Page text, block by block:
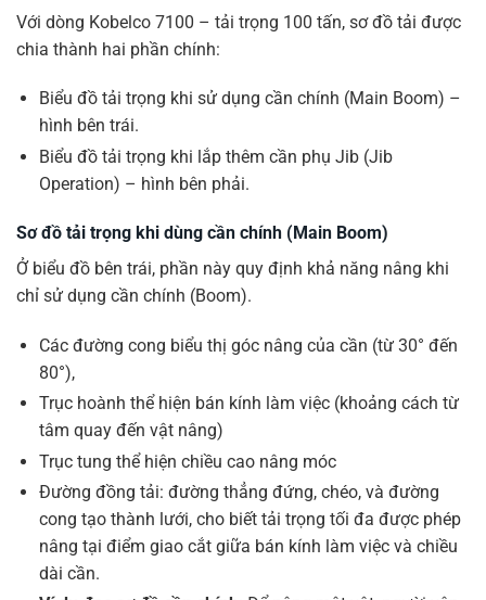
Với dòng Kobelco 7100 – tải trọng 100 tấn, sơ đồ tải được
chia thành hai phần chính:
Biểu đồ tải trọng khi sử dụng cần chính (Main Boom) –
hình bên trái.
Biểu đồ tải trọng khi lắp thêm cần phụ Jib (Jib
Operation) – hình bên phải.
Sơ đồ tải trọng khi dùng cần chính (Main Boom)
Ở biểu đồ bên trái, phần này quy định khả năng nâng khi
chỉ sử dụng cần chính (Boom).
Các đường cong biểu thị góc nâng của cần (từ 30° đến
80°),
Trục hoành thể hiện bán kính làm việc (khoảng cách từ
tâm quay đến vật nâng)
Trục tung thể hiện chiều cao nâng móc
Đường đồng tải: đường thẳng đứng, chéo, và đường
cong tạo thành lưới, cho biết tải trọng tối đa được phép
nâng tại điểm giao cắt giữa bán kính làm việc và chiều
dài cần.